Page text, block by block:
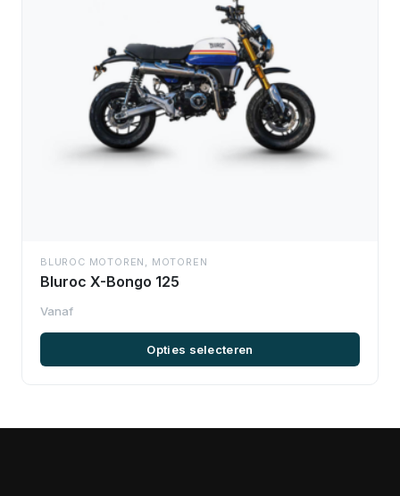
BLUROC MOTOREN , MOTOREN
Bluroc X-Bongo 125
Opties selecteren